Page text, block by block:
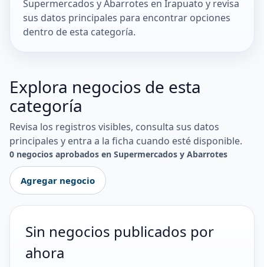
Supermercados y Abarrotes en Irapuato y revisa
sus datos principales para encontrar opciones
dentro de esta categoría.
Explora negocios de esta
categoría
Revisa los registros visibles, consulta sus datos
principales y entra a la ficha cuando esté disponible.
0 negocios aprobados en Supermercados y Abarrotes
Agregar negocio
Sin negocios publicados por
ahora